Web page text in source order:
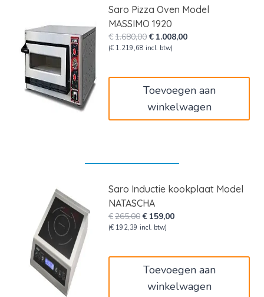
Saro Pizza Oven Model
MASSIMO 1920
€1.680,00Oorspronkelijke
prijs
€ 1.008,00Huidige
(€ 1.219,68 incl. btw)
Toevoegen aan
winkelwagen
Saro Inductie kookplaat Model
NATASCHA
€265,00Oorspronkelijke
prijs
€ 159,00Huidige
(€ 192,39 incl. btw)
Toevoegen aan
winkelwagen